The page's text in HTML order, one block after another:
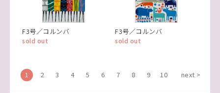
F3号／コルンバ
sold out
F3号／コルンバ
sold out
1 2 3 4 5 6 7 8 9 10 next >